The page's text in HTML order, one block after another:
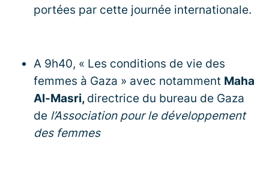
portées par cette journée internationale.
A 9h40, « Les conditions de vie des
femmes à Gaza » avec notamment Maha
Al-Masri, directrice du bureau de Gaza
de l’Association pour le développement
des femmes